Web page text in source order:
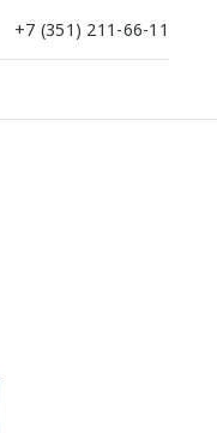
+7 (351) 211-66-11